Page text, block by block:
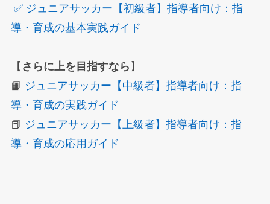
✅ ジュニアサッカー【初級者】指導者向け：指
導・育成の基本実践ガイド
【 さらに上を目指すなら 】
📙 ジュニアサッカー【中級者】指導者向け：指
導・育成の実践ガイド
📕 ジュニアサッカー【上級者】指導者向け：指
導・育成の応用ガイド